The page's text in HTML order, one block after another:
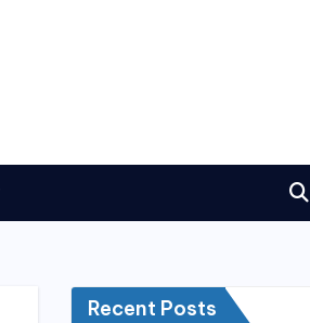
Recent Posts